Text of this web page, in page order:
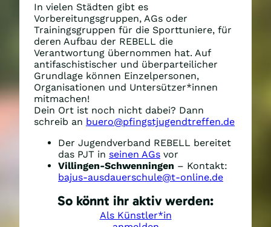
In vielen Städten gibt es
Vorbereitungsgruppen, AGs oder
Trainingsgruppen für die Sporttuniere, für
deren Aufbau der REBELL die
Verantwortung übernommen hat. Auf
antifaschistischer und überparteilicher
Grundlage können Einzelpersonen,
Organisationen und Untersützer*innen
mitmachen!
Dein Ort ist noch nicht dabei? Dann
schreib an buero@pfingstjugendtreffen.de
Der Jugendverband REBELL bereitet
das PJT in seinen AGs vor
Villingen-Schwenningen – Kontakt:
bajus-ausdauerschule@t-online.de
So könnt ihr aktiv werden:
Als Künstler*in